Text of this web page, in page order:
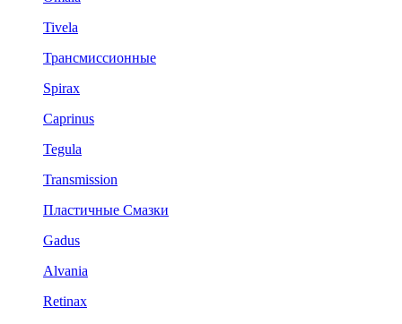
Tivela
Трансмиссионные
Spirax
Caprinus
Tegula
Transmission
Пластичные Смазки
Gadus
Alvania
Retinax